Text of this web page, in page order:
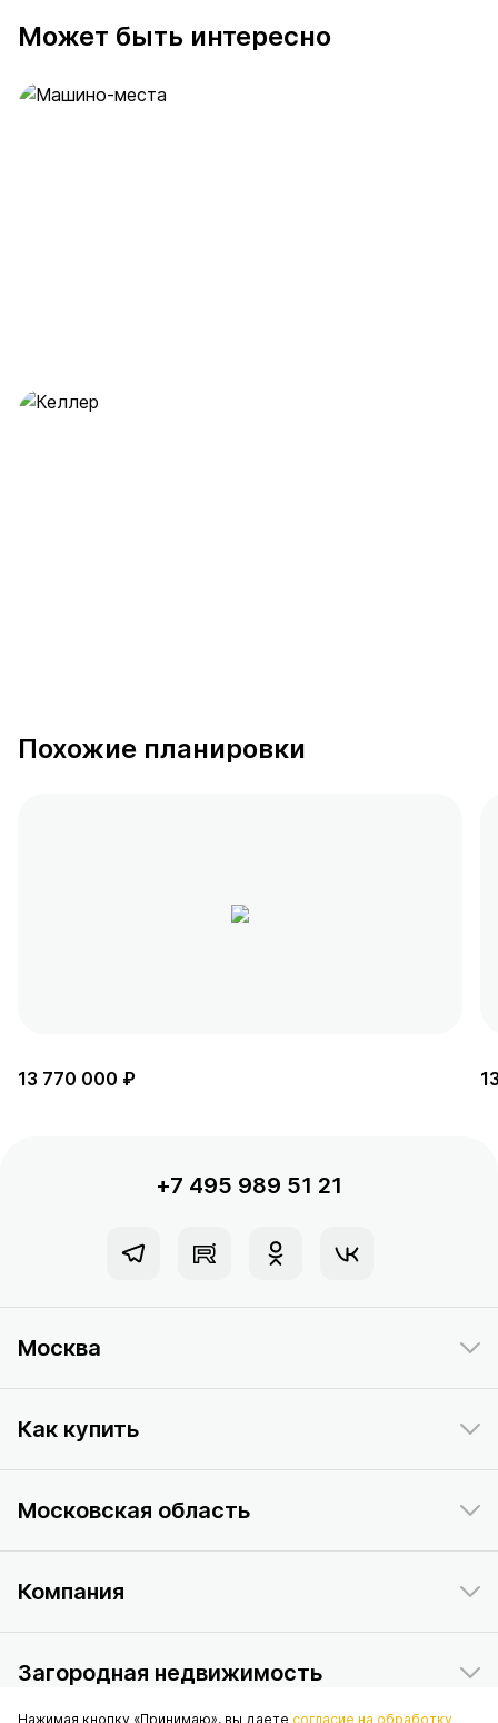
Может быть интересно
Похожие планировки
13 770 000 ₽
+7 495 989 51 21
Москва
Как купить
Московская область
Компания
Загородная недвижимость
Нажимая кнопку «Принимаю», вы даете согласие на обработку